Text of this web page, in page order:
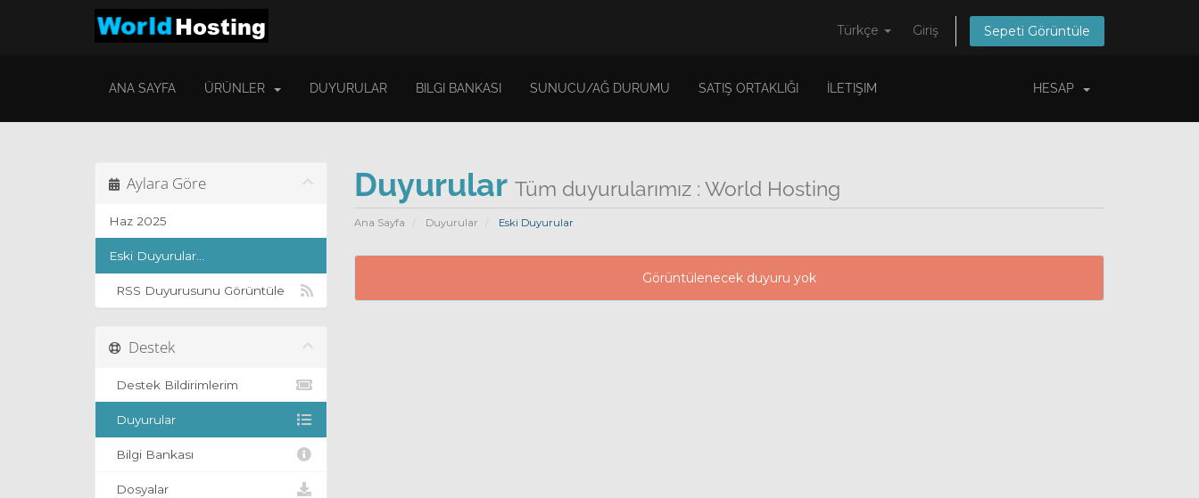
Türkçe Giriş Sepeti Görüntüle
ANA SAYFA ÜRÜNLER DUYURULAR BILGI BANKASI SUNUCU/AĞ DURUMU SATIŞ ORTAKLIĞI İLETIŞIM HESAP
Duyurular Tüm duyurularımız : World Hosting
Ana Sayfa Duyurular Eski Duyurular
Aylara Göre
Haz 2025
Eski Duyurular...
RSS Duyurusunu Görüntüle
Görüntülenecek duyuru yok
Destek
Destek Bildirimlerim
Duyurular
Bilgi Bankası
Dosyalar